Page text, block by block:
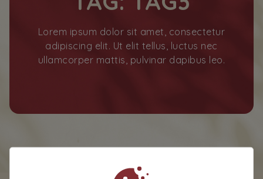
Lorem ipsum dolor sit amet, consectetur
adipiscing elit. Ut elit tellus, luctus nec
ullamcorper mattis, pulvinar dapibus leo.